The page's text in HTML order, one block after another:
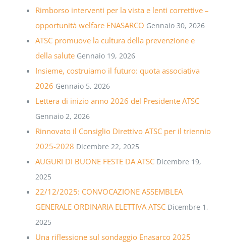
Rimborso interventi per la vista e lenti correttive –
opportunità welfare ENASARCO Gennaio 30, 2026
ATSC promuove la cultura della prevenzione e
della salute Gennaio 19, 2026
Insieme, costruiamo il futuro: quota associativa
2026 Gennaio 5, 2026
Lettera di inizio anno 2026 del Presidente ATSC
Gennaio 2, 2026
Rinnovato il Consiglio Direttivo ATSC per il triennio
2025-2028 Dicembre 22, 2025
AUGURI DI BUONE FESTE DA ATSC Dicembre 19,
2025
22/12/2025: CONVOCAZIONE ASSEMBLEA
GENERALE ORDINARIA ELETTIVA ATSC Dicembre 1,
2025
Una riflessione sul sondaggio Enasarco 2025